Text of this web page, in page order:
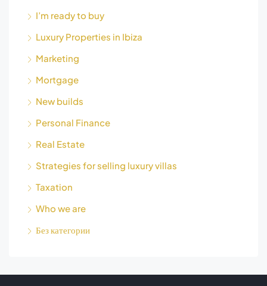
I’m ready to buy
Luxury Properties in Ibiza
Marketing
Mortgage
New builds
Personal Finance
Real Estate
Strategies for selling luxury villas
Taxation
Who we are
Без категории